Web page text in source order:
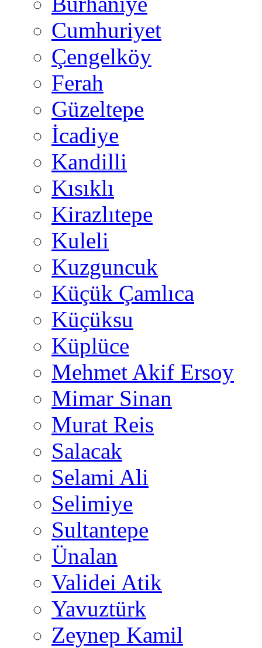
Cumhuriyet
Çengelköy
Ferah
Güzeltepe
İcadiye
Kandilli
Kısıklı
Kirazlıtepe
Kuleli
Kuzguncuk
Küçük Çamlıca
Küçüksu
Küplüce
Mehmet Akif Ersoy
Mimar Sinan
Murat Reis
Salacak
Selami Ali
Selimiye
Sultantepe
Ünalan
Validei Atik
Yavuztürk
Zeynep Kamil